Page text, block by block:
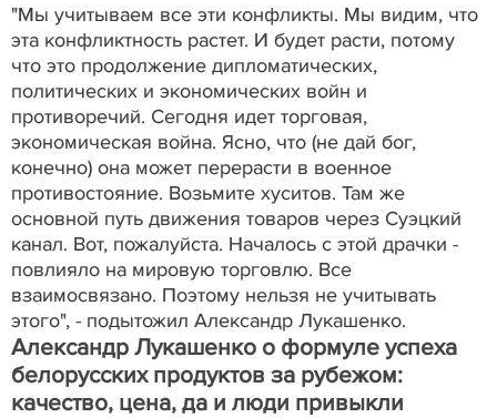
"Мы учитываем все эти конфликты. Мы видим, что
эта конфликтность растет. И будет расти, потому
что это продолжение дипломатических,
политических и экономических войн и
противоречий. Сегодня идет торговая,
экономическая война. Ясно, что (не дай бог,
конечно) она может перерасти в военное
противостояние. Возьмите хуситов. Там же
основной путь движения товаров через Суэцкий
канал. Вот, пожалуйста. Началось с этой драчки -
повлияло на мировую торговлю. Все
взаимосвязано. Поэтому нельзя не учитывать
этого", - подытожил Александр Лукашенко.
Александр Лукашенко о формуле успеха
белорусских продуктов за рубежом:
качество, цена, да и люди привыкли